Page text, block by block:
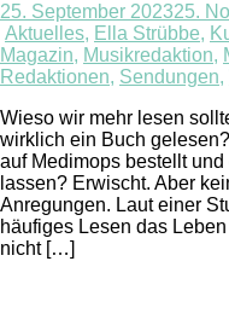
25. September 202325.
Aktuelles, Ella Strübbe,
Magazin, Musikredaktion,
Redaktionen, Sendungen,
Wieso wir mehr lesen
wirklich ein Buch
auf Medimops bestellt
lassen? Erwischt. Aber
Anregungen. Laut einer
häufiges Lesen das
nicht […]